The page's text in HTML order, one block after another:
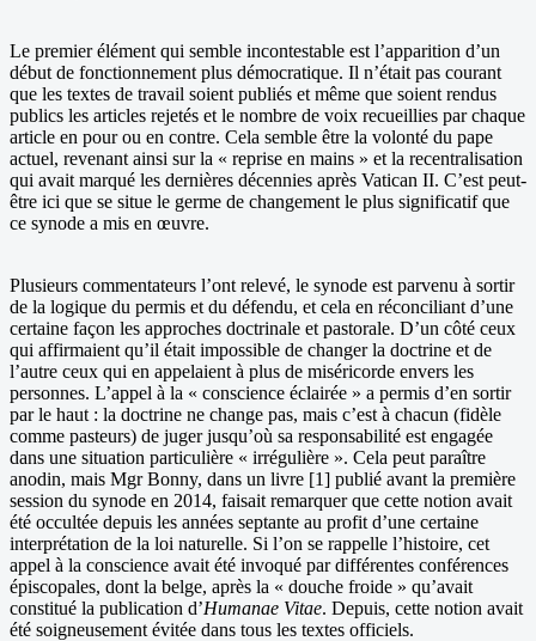
Le premier élément qui semble incontestable est l’apparition d’un
début de fonctionnement plus démocratique. Il n’était pas courant
que les textes de travail soient publiés et même que soient rendus
publics les articles rejetés et le nombre de voix recueillies par chaque
article en pour ou en contre. Cela semble être la volonté du pape
actuel, revenant ainsi sur la « reprise en mains » et la recentralisation
qui avait marqué les dernières décennies après Vatican II. C’est peut-
être ici que se situe le germe de changement le plus significatif que
ce synode a mis en œuvre.
Plusieurs commentateurs l’ont relevé, le synode est parvenu à sortir
de la logique du permis et du défendu, et cela en réconciliant d’une
certaine façon les approches doctrinale et pastorale. D’un côté ceux
qui affirmaient qu’il était impossible de changer la doctrine et de
l’autre ceux qui en appelaient à plus de miséricorde envers les
personnes. L’appel à la « conscience éclairée » a permis d’en sortir
par le haut : la doctrine ne change pas, mais c’est à chacun (fidèle
comme pasteurs) de juger jusqu’où sa responsabilité est engagée
dans une situation particulière « irrégulière ». Cela peut paraître
anodin, mais Mgr Bonny, dans un livre [1] publié avant la première
session du synode en 2014, faisait remarquer que cette notion avait
été occultée depuis les années septante au profit d’une certaine
interprétation de la loi naturelle. Si l’on se rappelle l’histoire, cet
appel à la conscience avait été invoqué par différentes conférences
épiscopales, dont la belge, après la « douche froide » qu’avait
constitué la publication d’Humanae Vitae. Depuis, cette notion avait
été soigneusement évitée dans tous les textes officiels.